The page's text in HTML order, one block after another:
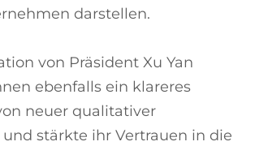
darstellen.
von Präsident Xu Yan
ebenfalls ein klareres
neuer qualitativer
stärkte ihr Vertrauen in die